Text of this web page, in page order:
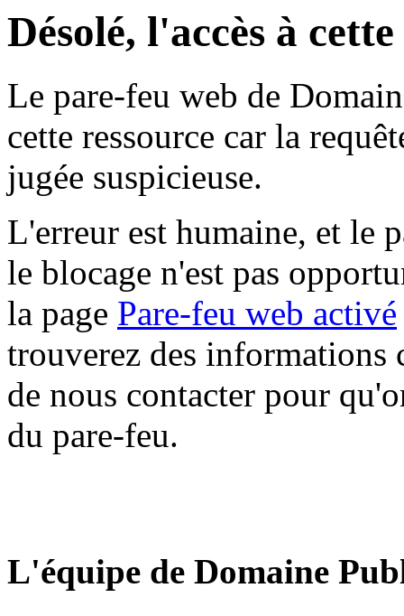
Désolé, l'accès à
Le pare-feu web de
cette ressource car la
jugée suspicieuse.
L'erreur est humaine, et le
le blocage n'est pas
la page Pare-feu web activé
trouverez des informations
de nous contacter pour
du pare-feu.
L'équipe de Domaine